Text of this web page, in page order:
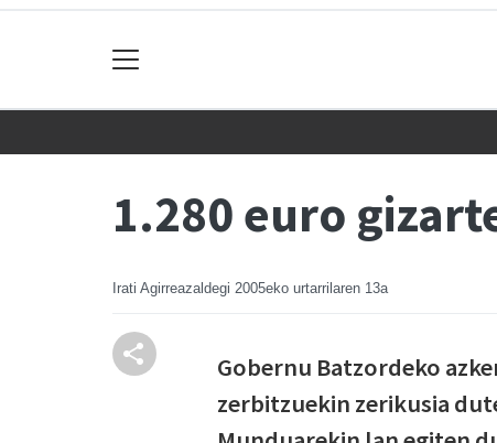
1.280 euro
Irati Agirreazaldegi 2005eko urtarrilaren 13a
Gobernu Batzordeko
zerbitzuekin zerikusia